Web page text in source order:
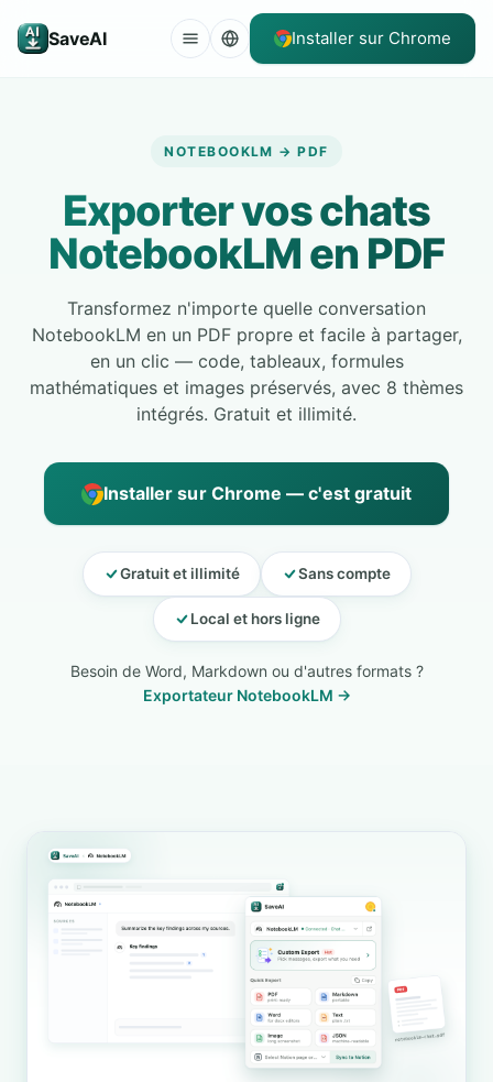
SaveAI Installer sur Chrome
NOTEBOOKLM → PDF
Exporter vos chats
NotebookLM en PDF
Transformez n'importe quelle conversation
NotebookLM en un PDF propre et facile à partager,
en un clic — code, tableaux, formules
mathématiques et images préservés, avec 8 thèmes
intégrés. Gratuit et illimité.
Installer sur Chrome — c'est gratuit
Gratuit et illimité Sans compte
Local et hors ligne
Besoin de Word, Markdown ou d'autres formats ?
Exportateur NotebookLM →